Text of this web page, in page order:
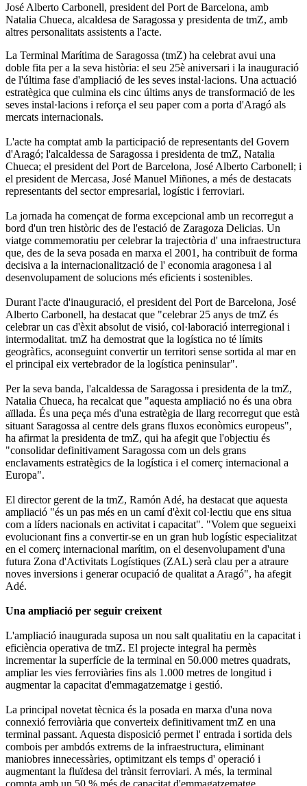
José Alberto Carbonell, president del Port de Barcelona, amb
Natalia Chueca, alcaldesa de Saragossa y presidenta de tmZ, amb
altres personalitats assistents a l'acte.
La Terminal Marítima de Saragossa (tmZ) ha celebrat avui una
doble fita per a la seva història: el seu 25è aniversari i la inauguració
de l'última fase d'ampliació de les seves instal·lacions. Una actuació
estratègica que culmina els cinc últims anys de transformació de les
seves instal·lacions i reforça el seu paper com a porta d'Aragó als
mercats internacionals.
L'acte ha comptat amb la participació de representants del Govern
d'Aragó; l'alcaldessa de Saragossa i presidenta de tmZ, Natalia
Chueca; el president del Port de Barcelona, José Alberto Carbonell; i
el president de Mercasa, José Manuel Miñones, a més de destacats
representants del sector empresarial, logístic i ferroviari.
La jornada ha començat de forma excepcional amb un recorregut a
bord d'un tren històric des de l'estació de Zaragoza Delicias. Un
viatge commemoratiu per celebrar la trajectòria d' una infraestructura
que, des de la seva posada en marxa el 2001, ha contribuït de forma
decisiva a la internacionalització de l' economia aragonesa i al
desenvolupament de solucions més eficients i sostenibles.
Durant l'acte d'inauguració, el president del Port de Barcelona, José
Alberto Carbonell, ha destacat que "celebrar 25 anys de tmZ és
celebrar un cas d'èxit absolut de visió, col·laboració interregional i
intermodalitat. tmZ ha demostrat que la logística no té límits
geogràfics, aconseguint convertir un territori sense sortida al mar en
el principal eix vertebrador de la logística peninsular".
Per la seva banda, l'alcaldessa de Saragossa i presidenta de la tmZ,
Natalia Chueca, ha recalcat que "aquesta ampliació no és una obra
aïllada. És una peça més d'una estratègia de llarg recorregut que està
situant Saragossa al centre dels grans fluxos econòmics europeus",
ha afirmat la presidenta de tmZ, qui ha afegit que l'objectiu és
"consolidar definitivament Saragossa com un dels grans
enclavaments estratègics de la logística i el comerç internacional a
Europa".
El director gerent de la tmZ, Ramón Adé, ha destacat que aquesta
ampliació "és un pas més en un camí d'èxit col·lectiu que ens situa
com a líders nacionals en activitat i capacitat". "Volem que segueixi
evolucionant fins a convertir-se en un gran hub logístic especialitzat
en el comerç internacional marítim, on el desenvolupament d'una
futura Zona d'Activitats Logístiques (ZAL) serà clau per a atraure
noves inversions i generar ocupació de qualitat a Aragó", ha afegit
Adé.
Una ampliació per seguir creixent
L'ampliació inaugurada suposa un nou salt qualitatiu en la capacitat i
eficiència operativa de tmZ. El projecte integral ha permès
incrementar la superfície de la terminal en 50.000 metres quadrats,
ampliar les vies ferroviàries fins als 1.000 metres de longitud i
augmentar la capacitat d'emmagatzematge i gestió.
La principal novetat tècnica és la posada en marxa d'una nova
connexió ferroviària que converteix definitivament tmZ en una
terminal passant. Aquesta disposició permet l' entrada i sortida dels
combois per ambdós extrems de la infraestructura, eliminant
maniobres innecessàries, optimitzant els temps d' operació i
augmentant la fluïdesa del trànsit ferroviari. A més, la terminal
compta amb un 50 % més de capacitat d'emmagatzematge,